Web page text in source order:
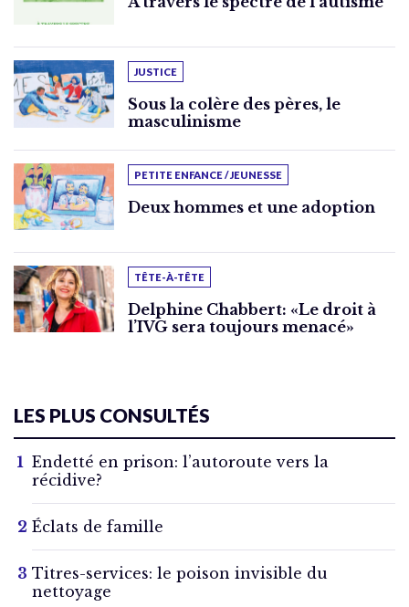
JUSTICE
Sous la colère des pères, le
masculinisme
PETITE ENFANCE / JEUNESSE
Deux hommes et une adoption
TÊTE-À-TÊTE
Delphine Chabbert: «Le droit à
l’IVG sera toujours menacé»
LES PLUS CONSULTÉS
Endetté en prison: l’autoroute vers la
récidive?
Éclats de famille
Titres-services: le poison invisible du
nettoyage